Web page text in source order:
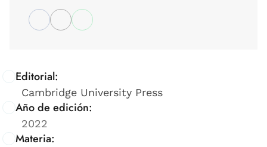
Editorial:
Cambridge University Press
Año de edición:
2022
Materia: